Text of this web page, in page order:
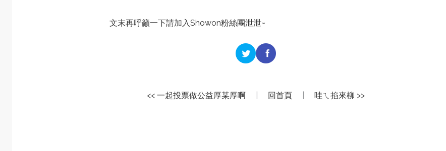
文末再呼籲一下請加入Showon粉絲團泄泄~
<< 一起投票做公益厚某厚啊 回首頁 哇ㄟ掐來柳 >>